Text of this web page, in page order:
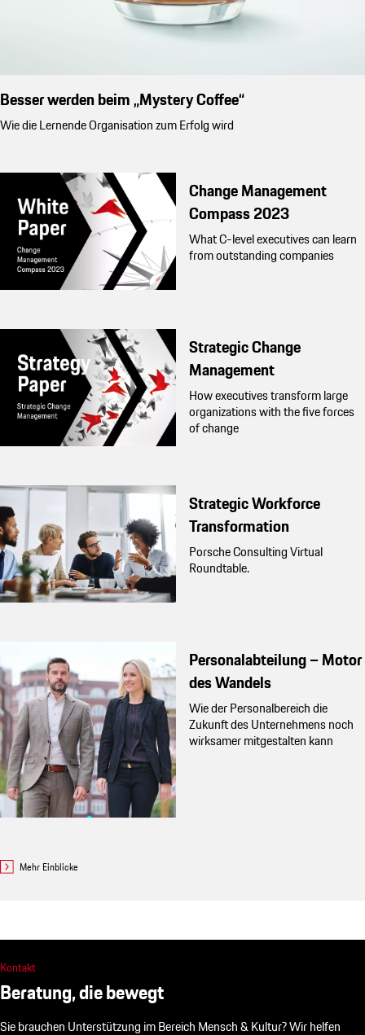
Besser werden beim „Mystery Coffee“
Wie die Lernende Organisation zum Erfolg wird
Change Management
Compass 2023
What C-level executives can learn
from outstanding companies
Strategic Change
Management
How executives transform large
organizations with the five forces
of change
Strategic Workforce
Transformation
Porsche Consulting Virtual
Roundtable.
Personalabteilung – Motor
des Wandels
Wie der Personalbereich die
Zukunft des Unternehmens noch
wirksamer mitgestalten kann
Mehr Einblicke
Kontakt
Beratung, die bewegt
Sie brauchen Unterstützung im Bereich Mensch & Kultur? Wir helfen